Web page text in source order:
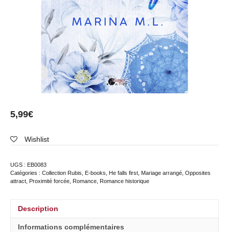
5,99€
Wishlist
UGS : EB0083
Catégories : Collection Rubis E-books He falls first Mariage arrangé Opposites
attract
Proximité forcée Romance Romance historique
Description
Informations complémentaires